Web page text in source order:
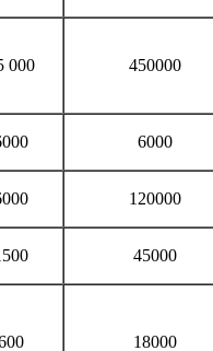
000 450000
6000
120000
45000
18000